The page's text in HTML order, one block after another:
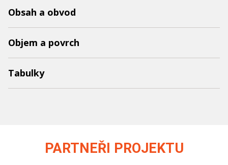
Obsah a obvod
Objem a povrch
Tabulky
PARTNEŘI PROJEKTU